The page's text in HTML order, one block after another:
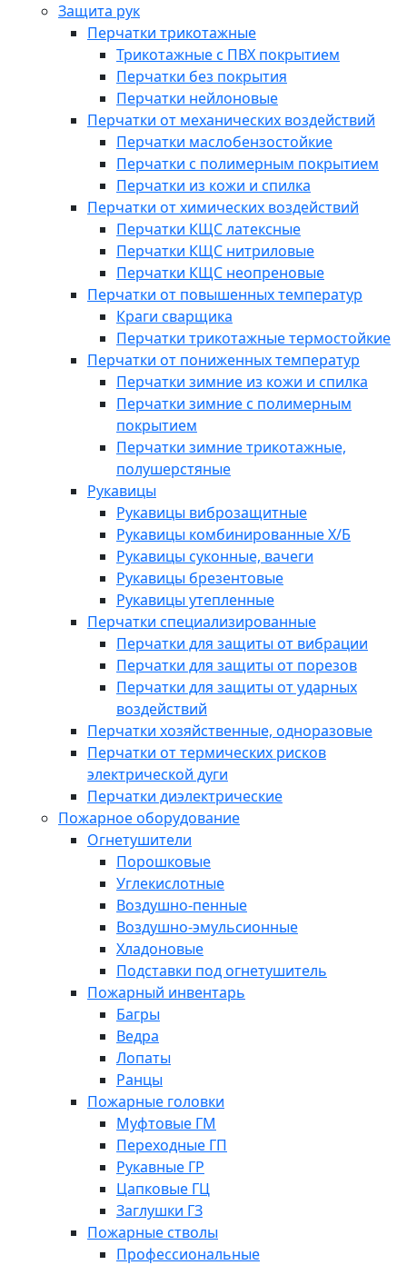
Защита рук
Перчатки трикотажные
Трикотажные с ПВХ покрытием
Перчатки без покрытия
Перчатки нейлоновые
Перчатки от механических воздействий
Перчатки маслобензостойкие
Перчатки с полимерным покрытием
Перчатки из кожи и спилка
Перчатки от химических воздействий
Перчатки КЩС латексные
Перчатки КЩС нитриловые
Перчатки КЩС неопреновые
Перчатки от повышенных температур
Краги сварщика
Перчатки трикотажные термостойкие
Перчатки от пониженных температур
Перчатки зимние из кожи и спилка
Перчатки зимние с полимерным
покрытием
Перчатки зимние трикотажные,
полушерстяные
Рукавицы
Рукавицы виброзащитные
Рукавицы комбинированные Х/Б
Рукавицы суконные, вачеги
Рукавицы брезентовые
Рукавицы утепленные
Перчатки специализированные
Перчатки для защиты от вибрации
Перчатки для защиты от порезов
Перчатки для защиты от ударных
воздействий
Перчатки хозяйственные, одноразовые
Перчатки от термических рисков
электрической дуги
Перчатки диэлектрические
Пожарное оборудование
Огнетушители
Порошковые
Углекислотные
Воздушно-пенные
Воздушно-эмульсионные
Хладоновые
Подставки под огнетушитель
Пожарный инвентарь
Багры
Ведра
Лопаты
Ранцы
Пожарные головки
Муфтовые ГМ
Переходные ГП
Рукавные ГР
Цапковые ГЦ
Заглушки ГЗ
Пожарные стволы
Профессиональные